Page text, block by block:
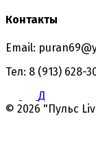
Контакты
Email:
Тел: 8 (913) 628-
Д
© 2026 "Пульс